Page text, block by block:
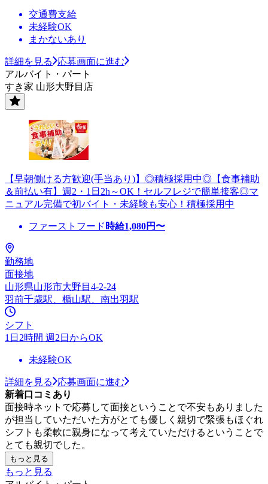
交通費支給
未経験OK
まかないあり
詳細を見る
応募画面に進む
アルバイト・パート
すき家 山形大野目店
【早朝働ける方歓迎(手当あり)】◎積極採用中◎【食事補助
＆前払い有】週2・1日2h～OK！セルフレジで簡単接客◎マ
ニュアル完備で初バイト・未経験も安心！積極採用中
ファーストフード 時給1,080円〜
勤務地
面接地
山形県山形市大野目4-2-24
羽前千歳駅、楯山駅、南出羽駅
シフト
1日2時間 週2日からOK
未経験OK
詳細を見る
応募画面に進む
新着口コミあり
面接時ネットで応募して面接ということで不安もありました
が担当していただいた方がとても優しく親切で緊張もほぐれ
シフトも柔軟に親身になって考えていただけるということで
とても親切でした。
もっと見る
もっと見る